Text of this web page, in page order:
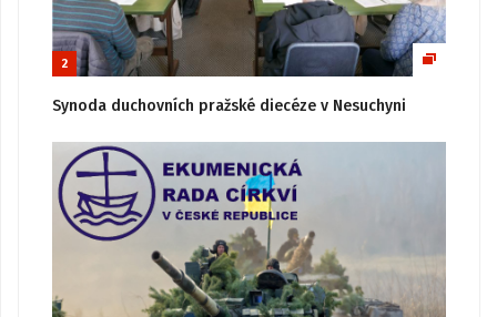
2
Synoda duchovních pražské diecéze v Nesuchyni